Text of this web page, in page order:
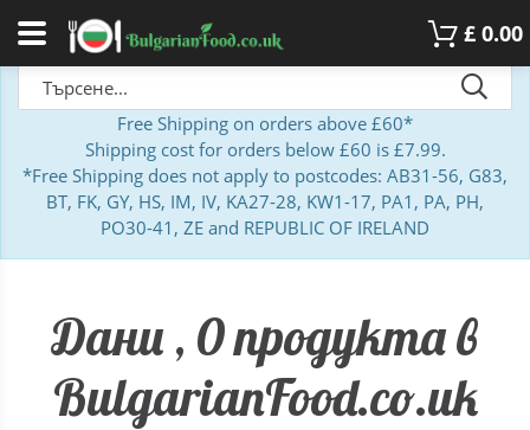
£ 0.00
Free Shipping on orders above £60*
Shipping cost for orders below £60 is £7.99.
*Free Shipping does not apply to postcodes: AB31-56, G83,
BT, FK, GY, HS, IM, IV, KA27-28, KW1-17, PA1, PA, PH,
PO30-41, ZE and REPUBLIC OF IRELAND
Дани , 0 продукта в
BulgarianFood.co.uk